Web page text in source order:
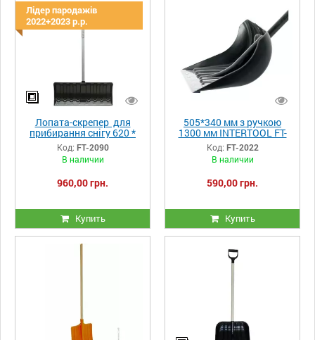
Лідер пародажів
2022+2023 р.р.
Лопата-скрепер для
прибирання снігу 620 *
280мм з рукояткою 970
мм
Код: FT-2090
В наличии
960,00 грн.
Купить
505*340 мм з ручкою
1300 мм INTERTOOL FT-
2022
Код: FT-2022
В наличии
590,00 грн.
Купить